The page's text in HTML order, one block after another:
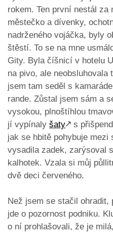
rokem. Ten první nestál za
městečko a dívenky,
nadrženého vojáčka, byly
štěstí. To se na mne
Gity. Byla číšnicí v hotelu
na pivo, ale neobsluhovala
jsem tam seděl s
rande. Zůstal jsem sám a
vysokou, plnoštíhlou
jí vypínaly šaty🡕 s
jak se hbitě pohybuje
vysadila zadek, zarýsoval
kalhotek. Vzala si můj
dvě deci červeného.
Než jsem se stačil
jde o pozornost podniku.
o ní prohlašovali, že je